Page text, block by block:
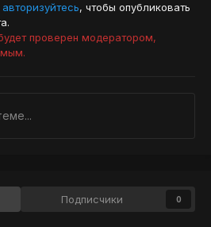
авторизуйтесь, чтобы опубликовать
проверен модератором,
Подписчики 0